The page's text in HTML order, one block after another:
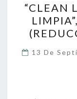
“CLEAN
13 De